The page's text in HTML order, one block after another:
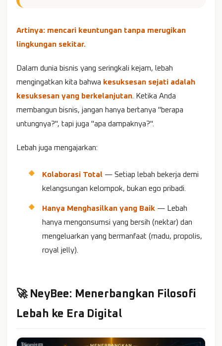
Artinya: mencari keuntungan tanpa merugikan
lingkungan sekitar.
Dalam dunia bisnis yang seringkali kejam, lebah
mengingatkan kita bahwa kesuksesan sejati adalah
kesuksesan yang berkelanjutan . Ketika Anda
membangun bisnis, jangan hanya bertanya "berapa
untungnya?", tapi juga "apa dampaknya?".
Lebah juga mengajarkan:
Kolaborasi Total — Setiap lebah bekerja demi
kelangsungan kelompok, bukan ego pribadi.
Hanya Menghasilkan yang Baik — Lebah
hanya mengonsumsi yang bersih (nektar) dan
mengeluarkan yang bermanfaat (madu, propolis,
royal jelly).
🚀 NeyBee: Menerbangkan Filosofi
Lebah ke Era Digital